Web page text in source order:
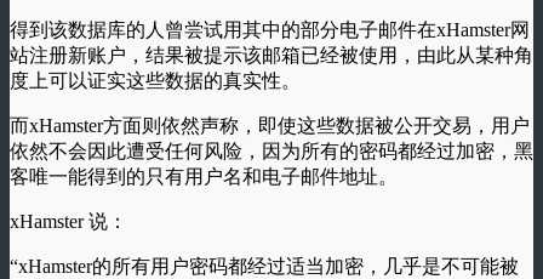
得到该数据库的人曾尝试用其中的部分电子邮件在xHamster网
站注册新账户，结果被提示该邮箱已经被使用，由此从某种角
度上可以证实这些数据的真实性。
而xHamster方面则依然声称，即使这些数据被公开交易，用户
依然不会因此遭受任何风险，因为所有的密码都经过加密，黑
客唯一能得到的只有用户名和电子邮件地址。
xHamster 说：
“xHamster的所有用户密码都经过适当加密，几乎是不可能被